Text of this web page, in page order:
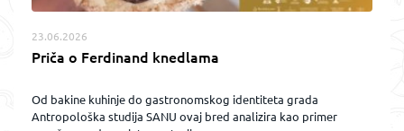
23.06.2026
Priča o Ferdinand knedlama
Od bakine kuhinje do gastronomskog identiteta grada
Antropološka studija SANU ovaj bred analizira kao primer